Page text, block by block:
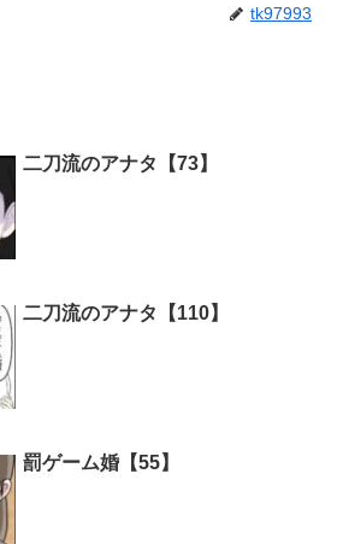
tk97993
二刀流のアナタ【73】
二刀流のアナタ【110】
罰ゲーム婚【55】